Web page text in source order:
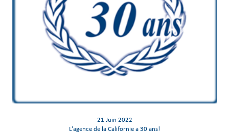
21 Juin 2022
L'agence de la Californie a 30 ans!